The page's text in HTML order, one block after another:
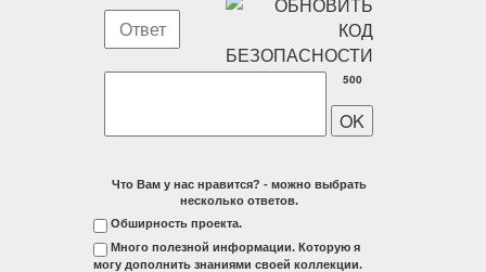
500
Что Вам у нас нравится? - можно выбрать
несколько ответов.
Обширность проекта.
Много полезной информации. Которую я
могу дополнить знаниями своей коллекции.